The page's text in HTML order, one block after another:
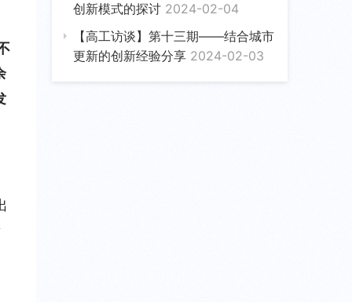
创新模式的探讨 2024-02-04
【高工访谈】第十三期——结合城市
更新的创新经验分享 2024-02-03